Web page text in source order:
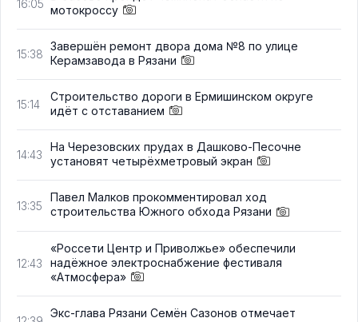
16:05 мотокроссу
15:38
Завершён ремонт двора дома №8 по улице
Керамзавода в Рязани
15:14
Строительство дороги в Ермишинском округе
идёт с отставанием
14:43
На Черезовских прудах в Дашково-Песочне
установят четырёхметровый экран
13:35
Павел Малков прокомментировал ход
строительства Южного обхода Рязани
12:43
«Россети Центр и Приволжье» обеспечили
надёжное электроснабжение фестиваля
«Атмосфера»
Экс-глава Рязани Семён Сазонов отмечает